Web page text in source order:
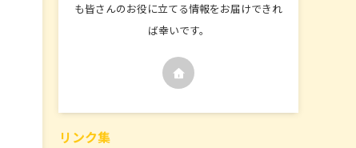
も皆さんのお役に立てる情報をお届けできれ
ば幸いです。
リンク集